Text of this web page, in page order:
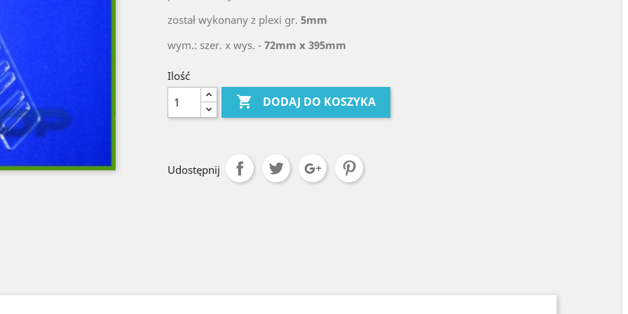
został wykonany z plexi gr. 5mm
wym.: szer. x wys. - 72mm x 395mm
Ilość
 DODAJ DO KOSZYKA
Udostępnij